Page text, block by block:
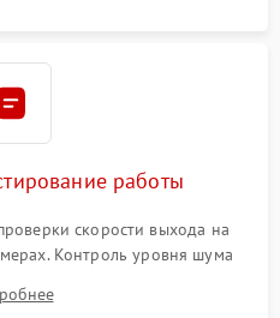
работы
скорости выхода на
Контроль уровня шума
стенок и корректного
оттайки.